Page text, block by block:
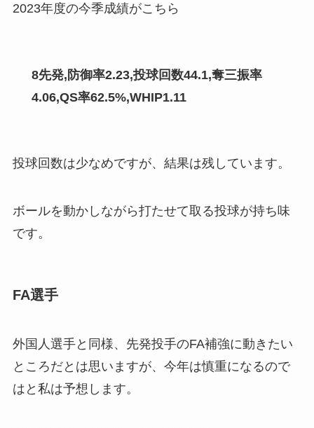
2023年度の今季成績がこちら
8先発,防御率2.23,投球回数44.1,奪三振率
4.06,QS率62.5%,WHIP1.11
投球回数は少なめですが、結果は残しています。
ボールを動かしながら打たせて取る投球が持ち味
です。
FA選手
外国人選手と同様、先発投手のFA補強に動きたい
ところだとは思いますが、今年は慎重になるので
はと私は予想します。